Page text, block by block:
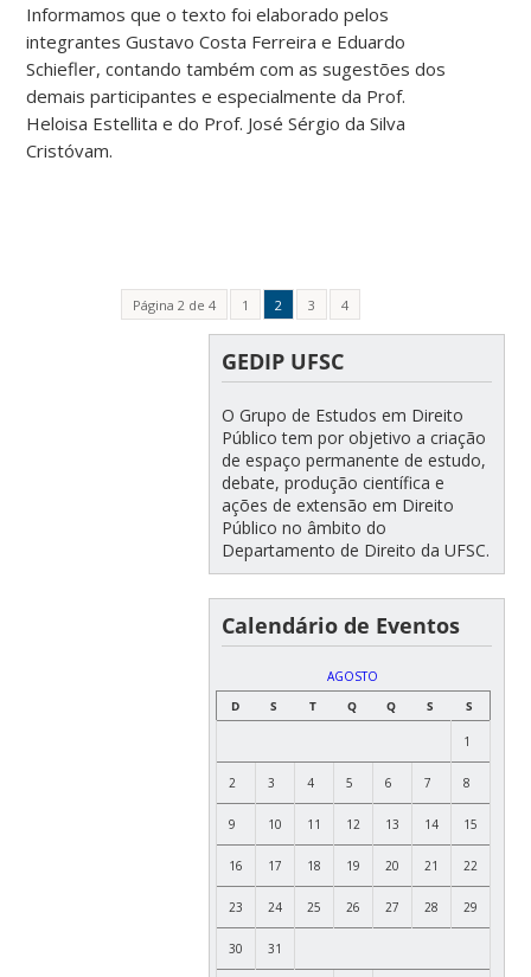
Informamos que o texto foi elaborado pelos
integrantes Gustavo Costa Ferreira e Eduardo
Schiefler, contando também com as sugestões dos
demais participantes e especialmente da Prof.
Heloisa Estellita e do Prof. José Sérgio da Silva
Cristóvam.
Página 2 de 4 1 2 3 4
GEDIP UFSC
O Grupo de Estudos em Direito
Público tem por objetivo a criação
de espaço permanente de estudo,
debate, produção científica e
ações de extensão em Direito
Público no âmbito do
Departamento de Direito da UFSC.
Calendário de Eventos
AGOSTO
D
S T Q Q S S
1
2 3 4 5 6 7 8
9 10 11 12 13 14 15
16 17 18 19 20 21 22
23 24 25 26 27 28 29
30 31